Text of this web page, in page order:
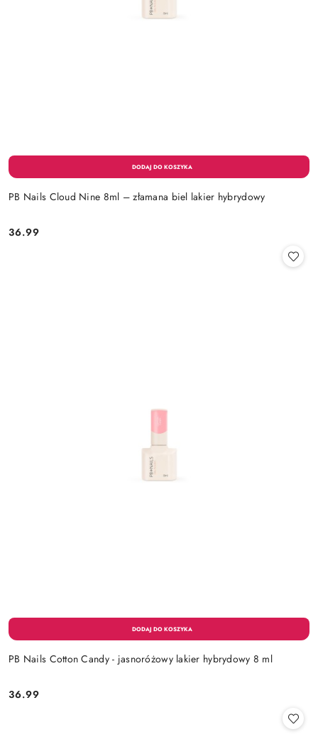
PB Nails Cloud Nine 8ml – złamana biel lakier hybrydowy
Cena:
36.99
PB Nails Cotton Candy - jasnoróżowy lakier hybrydowy 8 ml
Cena:
36.99